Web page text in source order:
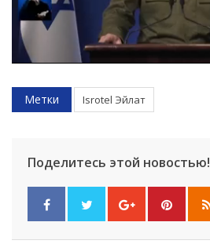
Метки Isrotel Эйлат
Поделитесь этой новостью!